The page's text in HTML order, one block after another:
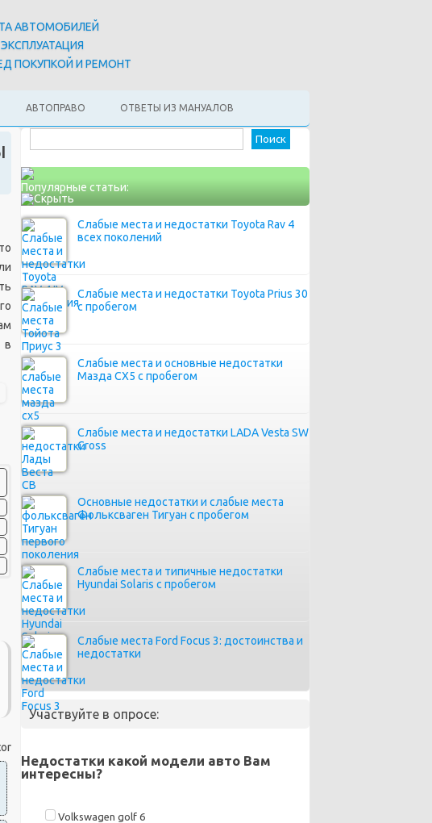
АВТОМОБИЛЕЙ
ПОКУПКОЙ И РЕМОНТ
АВТОПРАВО ОТВЕТЫ ИЗ МАНУАЛОВ
в
Найти:
Популярные статьи:
Слабые места и недостатки Toyota Rav 4
всех поколений
Слабые места и недостатки Toyota Prius 30
с пробегом
Слабые места и основные недостатки
Мазда СХ5 с пробегом
Слабые места и недостатки LADA Vesta SW
Cross
Основные недостатки и слабые места
Фольксваген Тигуан с пробегом
Слабые места и типичные недостатки
Hyundai Solaris с пробегом
Слабые места Ford Focus 3: достоинства и
недостатки
Участвуйте в опросе:
Недостатки какой модели авто Вам
интересны?
Volkswagen golf 6